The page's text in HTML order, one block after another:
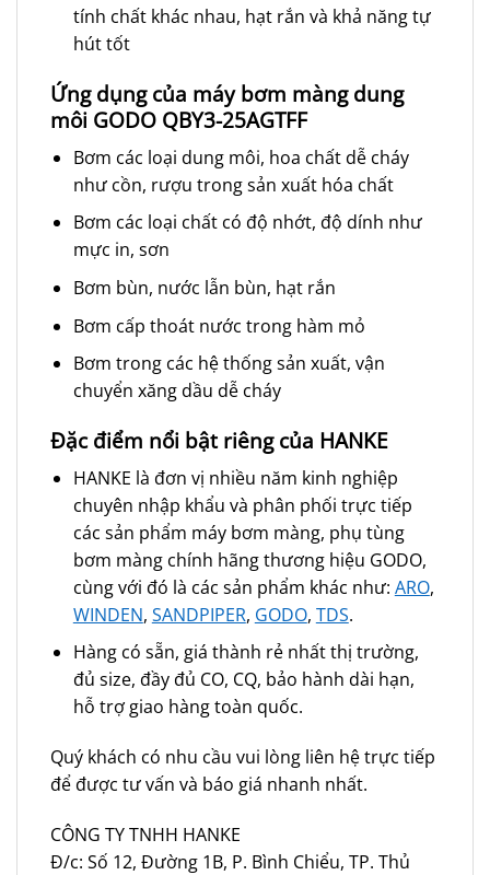
tính chất khác nhau, hạt rắn và khả năng tự
hút tốt
Ứng dụng của máy bơm màng dung
môi GODO QBY3-25AGTFF
Bơm các loại dung môi, hoa chất dễ cháy
như cồn, rượu trong sản xuất hóa chất
Bơm các loại chất có độ nhớt, độ dính như
mực in, sơn
Bơm bùn, nước lẫn bùn, hạt rắn
Bơm cấp thoát nước trong hàm mỏ
Bơm trong các hệ thống sản xuất, vận
chuyển xăng dầu dễ cháy
Đặc điểm nổi bật riêng của HANKE
HANKE là đơn vị nhiều năm kinh nghiệp
chuyên nhập khẩu và phân phối trực tiếp
các sản phẩm máy bơm màng, phụ tùng
bơm màng chính hãng thương hiệu GODO,
cùng với đó là các sản phẩm khác như: ARO,
WINDEN, SANDPIPER, GODO, TDS.
Hàng có sẵn, giá thành rẻ nhất thị trường,
đủ size, đầy đủ CO, CQ, bảo hành dài hạn,
hỗ trợ giao hàng toàn quốc.
Quý khách có nhu cầu vui lòng liên hệ trực tiếp
để được tư vấn và báo giá nhanh nhất.
CÔNG TY TNHH HANKE
Đ/c: Số 12, Đường 1B, P. Bình Chiểu, TP. Thủ